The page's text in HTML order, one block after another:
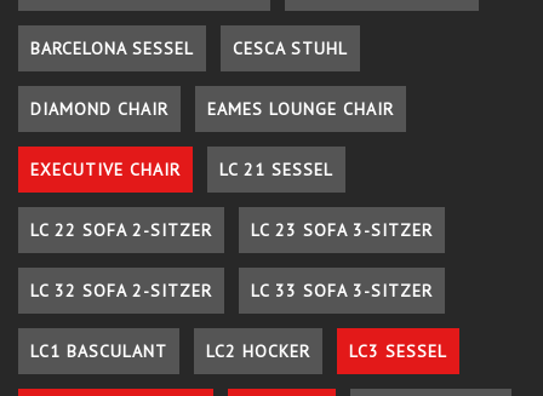
BARCELONA SESSEL CESCA STUHL
DIAMOND CHAIR EAMES LOUNGE CHAIR
EXECUTIVE CHAIR LC 21 SESSEL
LC 22 SOFA 2-SITZER LC 23 SOFA 3-SITZER
LC 32 SOFA 2-SITZER LC 33 SOFA 3-SITZER
LC1 BASCULANT LC2 HOCKER LC3 SESSEL